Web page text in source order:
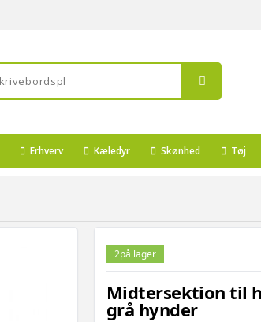
Erhverv Kæledyr Skønhed Tøj
2på lager
Midtersektion til
grå hynder